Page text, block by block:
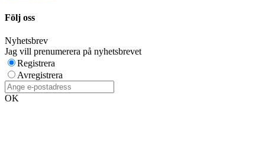
Följ oss
Nyhetsbrev
Jag vill prenumerera på nyhetsbrevet
Registrera
Avregistrera
OK